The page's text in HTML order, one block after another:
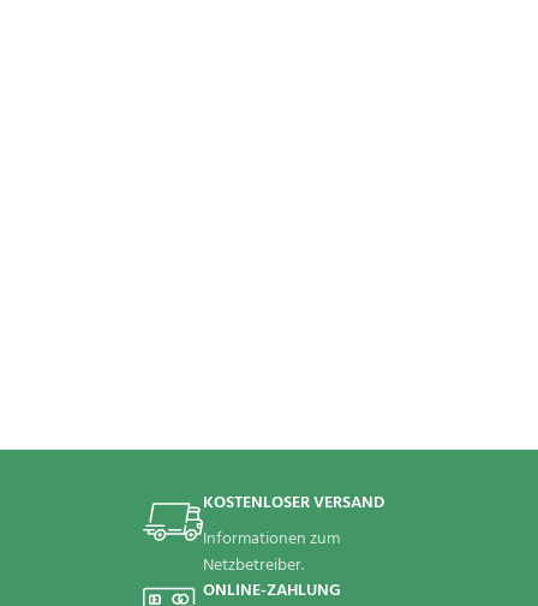
KOSTENLOSER VERSAND
Informationen zum
Netzbetreiber.
ONLINE-ZAHLUNG